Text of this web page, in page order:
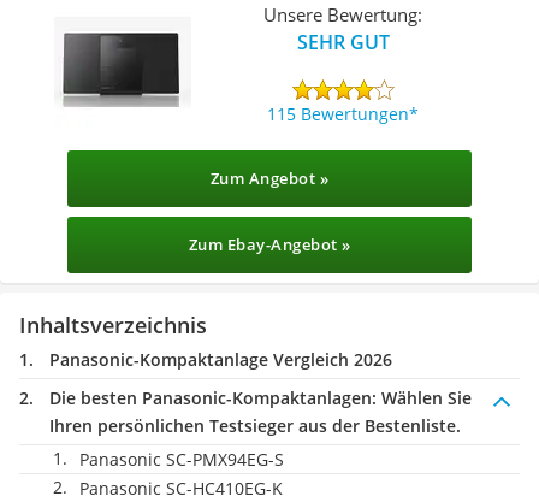
Unsere Bewertung:
SEHR GUT
115 Bewertungen
Zum Angebot »
Zum Ebay-Angebot »
Inhaltsverzeichnis
Panasonic-Kompaktanlage Vergleich 2026
Die besten Panasonic-Kompaktanlagen: Wählen Sie
Ihren persönlichen Testsieger aus der Bestenliste.
Panasonic SC-PMX94EG-S
Panasonic SC-HC410EG-K